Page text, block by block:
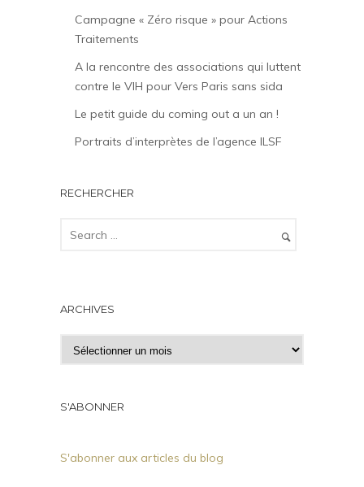
Campagne « Zéro risque » pour Actions
Traitements
A la rencontre des associations qui luttent
contre le VIH pour Vers Paris sans sida
Le petit guide du coming out a un an !
Portraits d’interprètes de l’agence ILSF
RECHERCHER
ARCHIVES
r
h
e
S'ABONNER
S'abonner aux articles du blog